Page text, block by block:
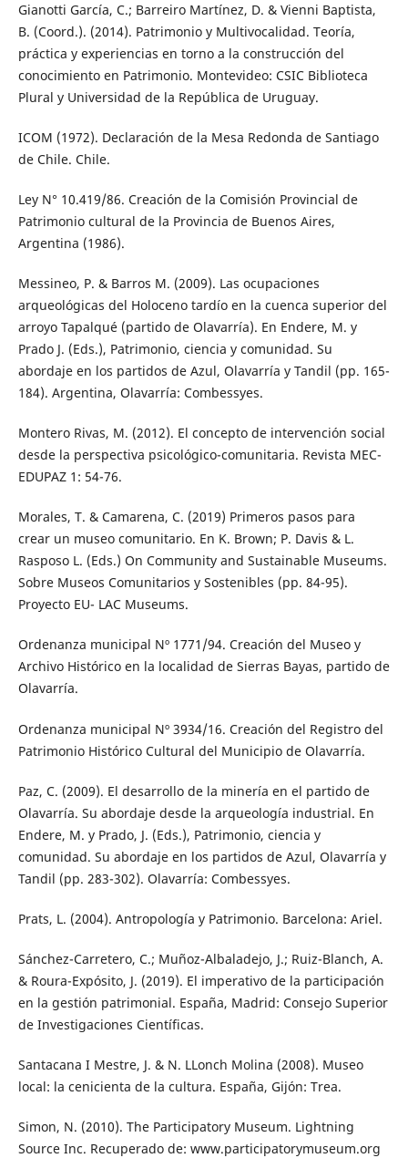
Gianotti García, C.; Barreiro Martínez, D. & Vienni Baptista,
B. (Coord.). (2014). Patrimonio y Multivocalidad. Teoría,
práctica y experiencias en torno a la construcción del
conocimiento en Patrimonio. Montevideo: CSIC Biblioteca
Plural y Universidad de la República de Uruguay.
ICOM (1972). Declaración de la Mesa Redonda de Santiago
de Chile. Chile.
Ley N° 10.419/86. Creación de la Comisión Provincial de
Patrimonio cultural de la Provincia de Buenos Aires,
Argentina (1986).
Messineo, P. & Barros M. (2009). Las ocupaciones
arqueológicas del Holoceno tardío en la cuenca superior del
arroyo Tapalqué (partido de Olavarría). En Endere, M. y
Prado J. (Eds.), Patrimonio, ciencia y comunidad. Su
abordaje en los partidos de Azul, Olavarría y Tandil (pp. 165-
184). Argentina, Olavarría: Combessyes.
Montero Rivas, M. (2012). El concepto de intervención social
desde la perspectiva psicológico-comunitaria. Revista MEC-
EDUPAZ 1: 54-76.
Morales, T. & Camarena, C. (2019) Primeros pasos para
crear un museo comunitario. En K. Brown; P. Davis & L.
Rasposo L. (Eds.) On Community and Sustainable Museums.
Sobre Museos Comunitarios y Sostenibles (pp. 84-95).
Proyecto EU- LAC Museums.
Ordenanza municipal Nº 1771/94. Creación del Museo y
Archivo Histórico en la localidad de Sierras Bayas, partido de
Olavarría.
Ordenanza municipal Nº 3934/16. Creación del Registro del
Patrimonio Histórico Cultural del Municipio de Olavarría.
Paz, C. (2009). El desarrollo de la minería en el partido de
Olavarría. Su abordaje desde la arqueología industrial. En
Endere, M. y Prado, J. (Eds.), Patrimonio, ciencia y
comunidad. Su abordaje en los partidos de Azul, Olavarría y
Tandil (pp. 283-302). Olavarría: Combessyes.
Prats, L. (2004). Antropología y Patrimonio. Barcelona: Ariel.
Sánchez-Carretero, C.; Muñoz-Albaladejo, J.; Ruiz-Blanch, A.
& Roura-Expósito, J. (2019). El imperativo de la participación
en la gestión patrimonial. España, Madrid: Consejo Superior
de Investigaciones Científicas.
Santacana I Mestre, J. & N. LLonch Molina (2008). Museo
local: la cenicienta de la cultura. España, Gijón: Trea.
Simon, N. (2010). The Participatory Museum. Lightning
Source Inc. Recuperado de: www.participatorymuseum.org